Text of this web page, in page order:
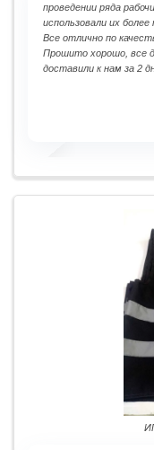
проведении ряда
использовали их более
Все отлично по
Прошито хорошо, все
доставили к нам за 2